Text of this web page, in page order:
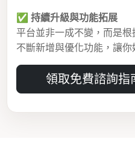
✅ 持續升級與功能拓展
平台並非一成不變，而是根
不斷新增與優化功能，讓
領取免費諮詢指